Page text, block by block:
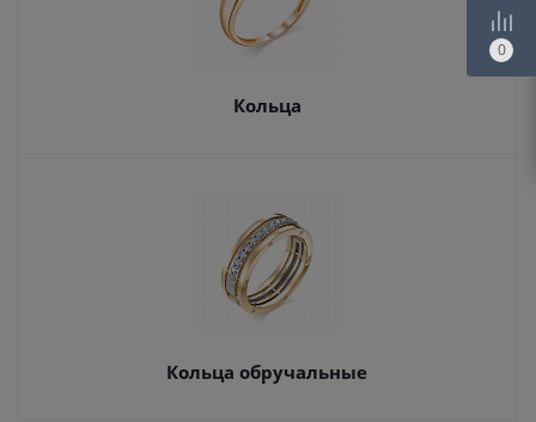
Кольца
Кольца обручальные
0